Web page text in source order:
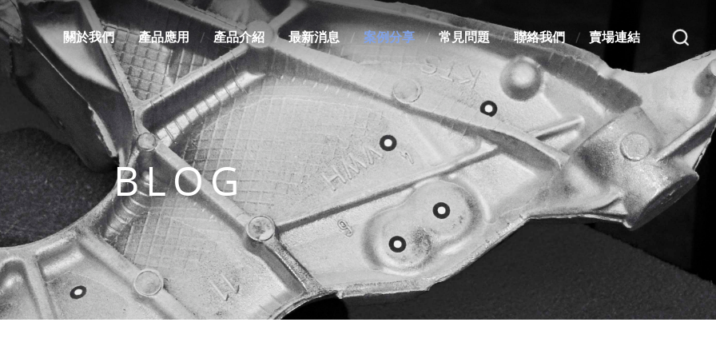
關於我們 產品應用 產品介紹 最新消息 案例分享 常見問題 聯絡我們 賣場連結
BLOG